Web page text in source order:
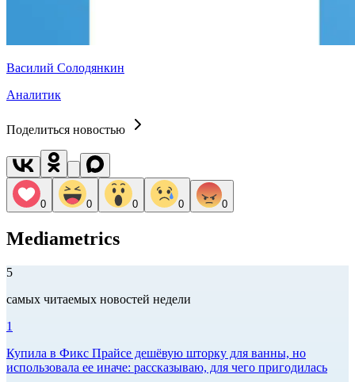
Василий Солодянкин
Аналитик
Поделиться новостью
0 0 0 0 0
Mediametrics
5
самых читаемых новостей недели
1
Купила в Фикс Прайсе дешёвую шторку для ванны, но
использовала ее иначе: рассказываю, для чего пригодилась